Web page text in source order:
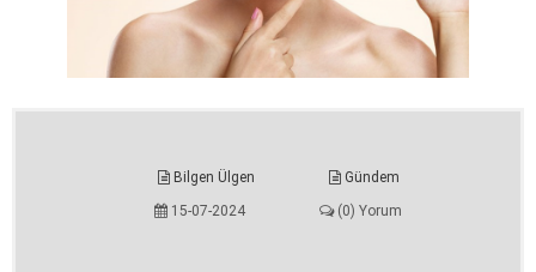
Bilgen Ülgen
Gündem
15-07-2024
(0) Yorum